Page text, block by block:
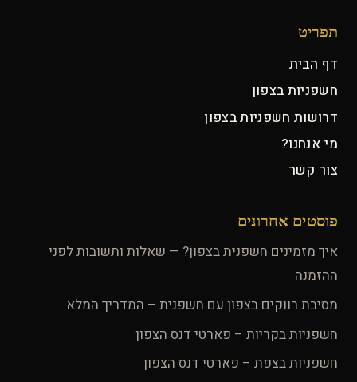
תפריט
דף הבית
חשפניות בצפון
דרושות חשפניות בצפון
מי אנחנו?
צור קשר
פוסטים אחרונים
איך מזמינים חשפנית בצפון? — שאלות ותשובות לפני
ההזמנה
מסיבת רווקים בצפון עם חשפנית – המדריך המלא
חשפניות בקריות – פארטי דנס הצפון
חשפניות בצפת – פארטי דנס הצפון